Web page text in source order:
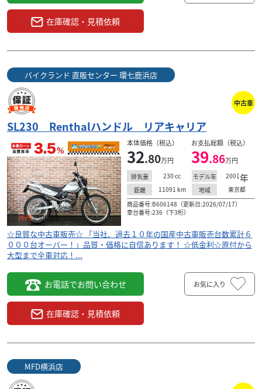
ホンダ バイク王 上尾店
SL230／MD33型／キャブレターモデル／ハーディ製ハ
ンド...
本体価格:35.80万円（税込）
◆便利なトップケースが装備された、オススメの1台です！
◆詳細写真のご準備もございますので、お気軽にご連絡く
ださい！！ ◆安心のサービス お引き渡し後7日...
在庫確認・見積依頼
バイクランド 直販センター 環七鹿浜店
中古車
SL230 Renthalハンドル リアキャリア
本体価格（税込）
32.80万円
お支払総額（税込）
39.86万円
排気量 230 cc モデル年 2001年
距離 11091 km 地域
東京都
商品番号:B606148（更新日:2026/07/17）
車台番号:236（下3桁）
☆良質な中古車販売☆ 「当社、過去１０年の国産中古車販売台数累計６
０００台オーバー！」品質・価格に自信あります！ ☆低金利☆原付から
大型まで全車対応！...
お電話でお問い合わせ
在庫確認・見積依頼
お気に入り
MFD横浜店